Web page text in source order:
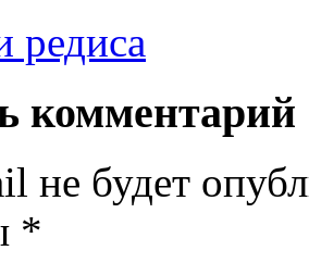
редиса
комментарий
не будет
*